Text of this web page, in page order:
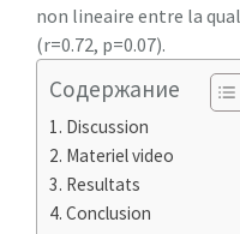
non lineaire entre la
(r=0.72, p=0.07).
Содержание
Discussion
Materiel video
Resultats
Conclusion